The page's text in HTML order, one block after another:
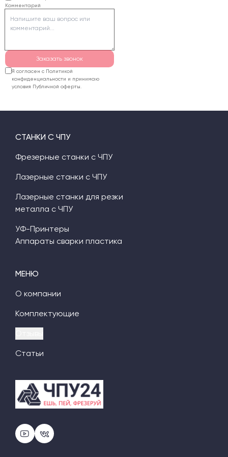
пенопласта лучше
использовать
фрезерный станок или
Комментарий
Заказать звонок
Я согласен с Политикой
конфиденциальности и принимаю
условия Публичной оферты.
МЕНЮ
О компании
Комплектующие
Статьи
СТАНКИ С ЧПУ
Фрезерные станки с ЧПУ
Лазерные станки с ЧПУ
Лазерные станки для резки
металла с ЧПУ
УФ-Принтеры
Аппараты сварки пластика